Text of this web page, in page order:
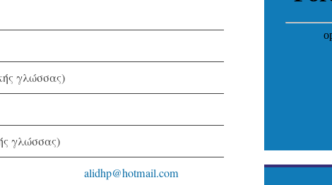
γλώσσας)
γλώσσας)
alidhp@hotmail.com